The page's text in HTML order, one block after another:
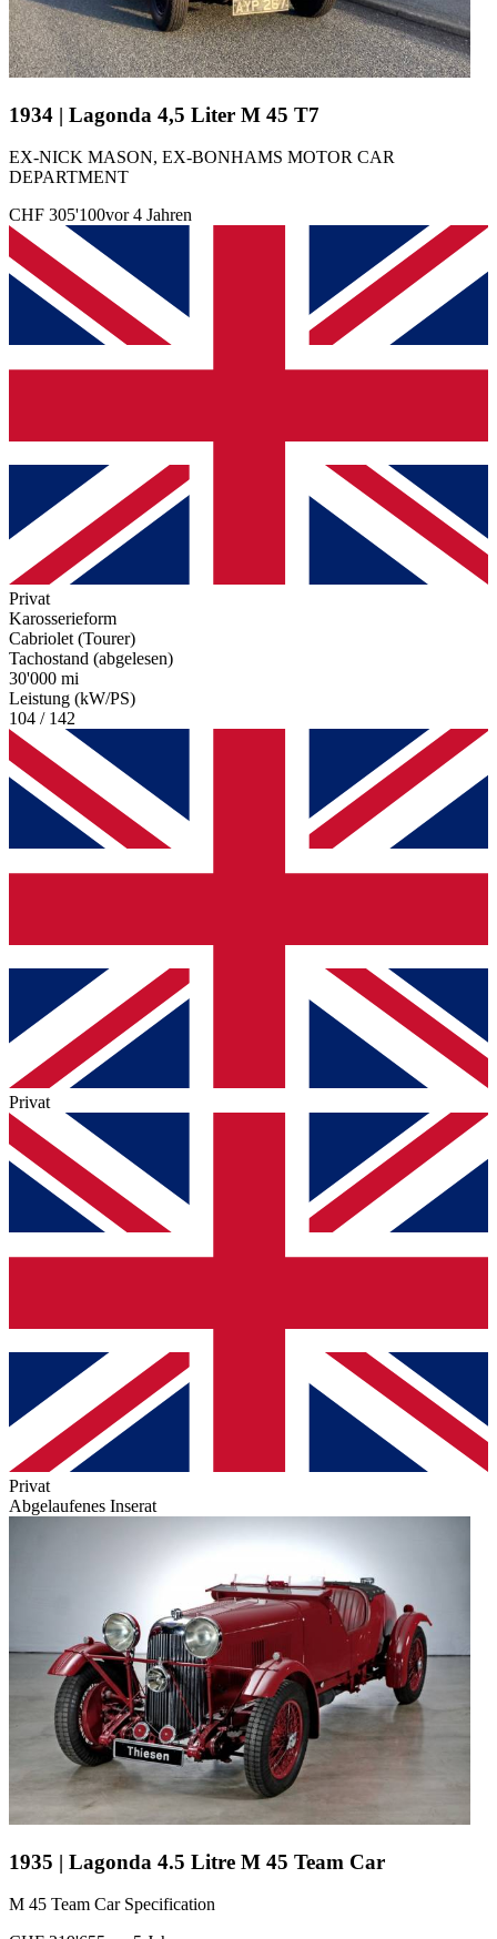
1934 | Lagonda 4,5 Liter M 45 T7
EX-NICK MASON, EX-BONHAMS MOTOR CAR
DEPARTMENT
CHF 305'100vor 4 Jahren
Privat
Karosserieform
Cabriolet (Tourer)
Tachostand (abgelesen)
30'000 mi
Leistung (kW/PS)
104 / 142
Privat
Privat
Abgelaufenes Inserat
1935 | Lagonda 4.5 Litre M 45 Team Car
M 45 Team Car Specification